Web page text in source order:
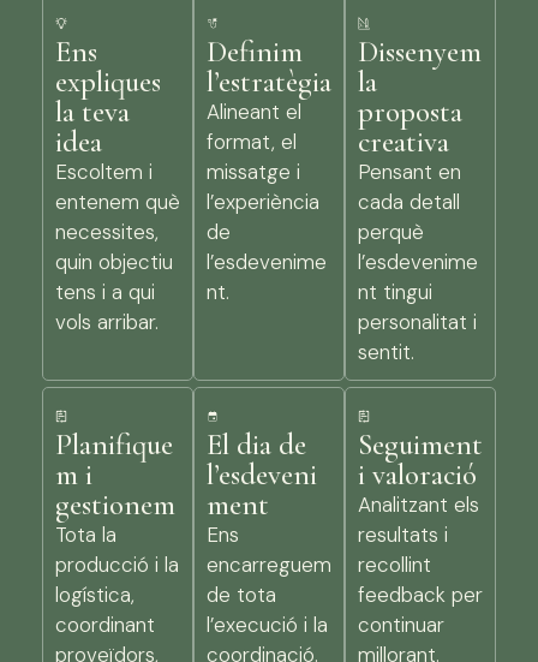
Ens
expliques
la teva
idea
Escoltem i
entenem què
necessites,
quin objectiu
tens i a qui
vols arribar.
Definim
l’estratègia
Alineant el
format, el
missatge i
l’experiència
de
l’esdevenime
nt.
Dissenyem
la
proposta
creativa
Pensant en
cada detall
perquè
l’esdevenime
nt tingui
personalitat i
sentit.
Planifique
m i
gestionem
Tota la
producció i la
logística,
coordinant
proveïdors,
El dia de
l’esdeveni
ment
Ens
encarreguem
de tota
l’execució i la
coordinació.
Seguiment
i valoració
Analitzant els
resultats i
recollint
feedback per
continuar
millorant.